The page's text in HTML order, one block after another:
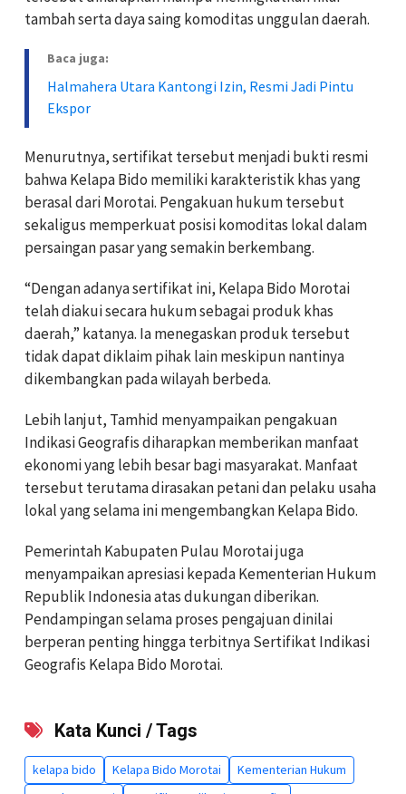
tambah serta daya saing komoditas unggulan daerah.
Baca juga:
Halmahera Utara Kantongi Izin, Resmi Jadi Pintu
Ekspor
Menurutnya, sertifikat tersebut menjadi bukti resmi
bahwa Kelapa Bido memiliki karakteristik khas yang
berasal dari Morotai. Pengakuan hukum tersebut
sekaligus memperkuat posisi komoditas lokal dalam
persaingan pasar yang semakin berkembang.
“Dengan adanya sertifikat ini, Kelapa Bido Morotai
telah diakui secara hukum sebagai produk khas
daerah,” katanya. Ia menegaskan produk tersebut
tidak dapat diklaim pihak lain meskipun nantinya
dikembangkan pada wilayah berbeda.
Lebih lanjut, Tamhid menyampaikan pengakuan
Indikasi Geografis diharapkan memberikan manfaat
ekonomi yang lebih besar bagi masyarakat. Manfaat
tersebut terutama dirasakan petani dan pelaku usaha
lokal yang selama ini mengembangkan Kelapa Bido.
Pemerintah Kabupaten Pulau Morotai juga
menyampaikan apresiasi kepada Kementerian Hukum
Republik Indonesia atas dukungan diberikan.
Pendampingan selama proses pengajuan dinilai
berperan penting hingga terbitnya Sertifikat Indikasi
Geografis Kelapa Bido Morotai.
Kata Kunci / Tags
kelapa bido Kelapa Bido Morotai
Kementerian Hukum